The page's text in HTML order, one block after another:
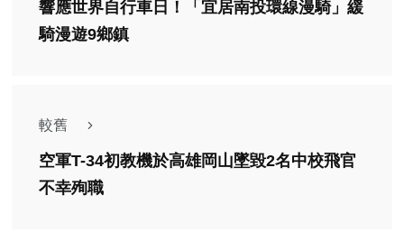
響應世界自行車日！「宜居南投環線漫騎」緩
騎漫遊9鄉鎮
較舊
空軍T-34初教機於高雄岡山墜毀2名中校飛官
不幸殉職